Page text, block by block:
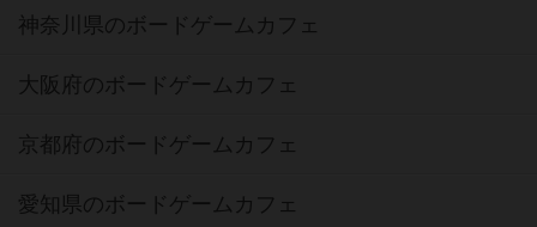
神奈川県のボードゲームカフェ
大阪府のボードゲームカフェ
京都府のボードゲームカフェ
愛知県のボードゲームカフェ